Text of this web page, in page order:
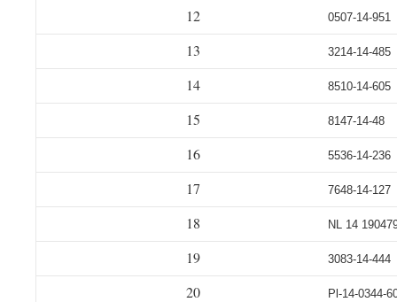
12 0507-14-951
13 3214-14-485
14 8510-14-605
15 8147-14-48
16 5536-14-236
17 7648-14-127
18 NL 14
19 3083-14-444
20 Pl-14-0344-